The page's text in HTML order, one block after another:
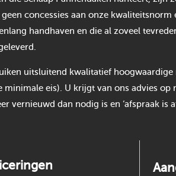
concessies aan onze kwaliteitsnorm
handhaven en die al zoveel
uitsluitend kwalitatief hoogwaardige
minimale eis). U krijgt van ons advies op
vernieuwd dan nodig is en ‘afspraak is